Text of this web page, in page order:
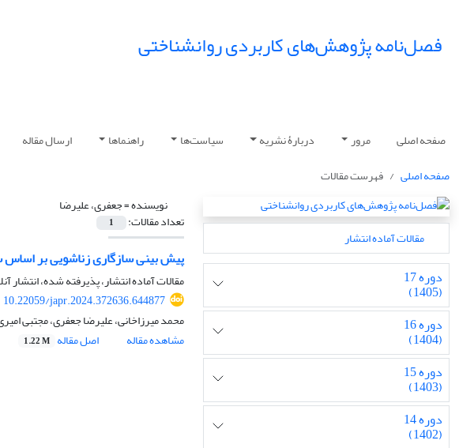
فصل‌نامه پژوهش‌های کاربردی روانشناختی
صفحه اصلی مرور دربارۀ نشریه سیاست‌ها راهنماها ارسال مقاله
صفحه اصلی
فهرست مقالات
مقالات آماده انتشار
دوره 17
(1405)
دوره 16
(1404)
دوره 15
(1403)
دوره 14
(1402)
نویسنده =جعفری، علیرضا
تعداد مقالات: 1
پیش بینی سازگاری زناشویی بر
مقالات آماده انتشار، پذیرفته شده، انتشار
10.22059/japr.2024.372636.644877
محمد میرزاخانی، علیرضا جعفری، مجتبی
مشاهده مقاله
اصل مقاله 1.22 M